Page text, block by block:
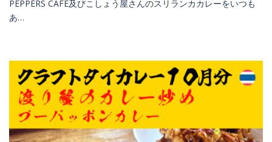
PEPPERS CAFE及びこしょう屋さんのスリランカカレーをいつも
あ…